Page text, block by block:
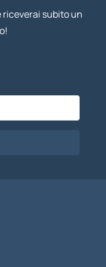
subito un